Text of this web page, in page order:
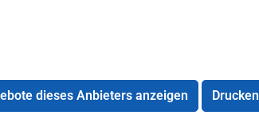
dieses Anbieters anzeigen Drucken